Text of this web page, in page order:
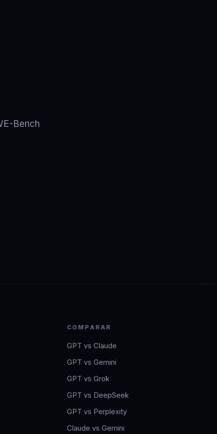
Bench
COMPARAR
GPT vs Claude
GPT vs Gemini
GPT vs Grok
GPT vs DeepSeek
GPT vs Perplexity
Claude vs Gemini